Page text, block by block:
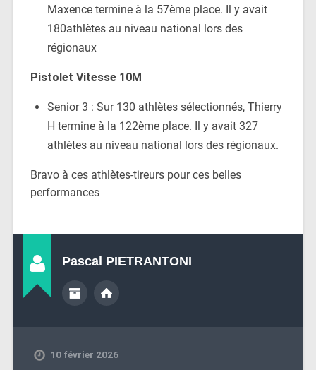
Maxence termine à la 57ème place. Il y avait
180athlètes au niveau national lors des
régionaux
Pistolet Vitesse 10M
Senior 3 : Sur 130 athlètes sélectionnés, Thierry
H termine à la 122ème place. Il y avait 327
athlètes au niveau national lors des régionaux.
Bravo à ces athlètes-tireurs pour ces belles
performances
Pascal PIETRANTONI
10 février 2026